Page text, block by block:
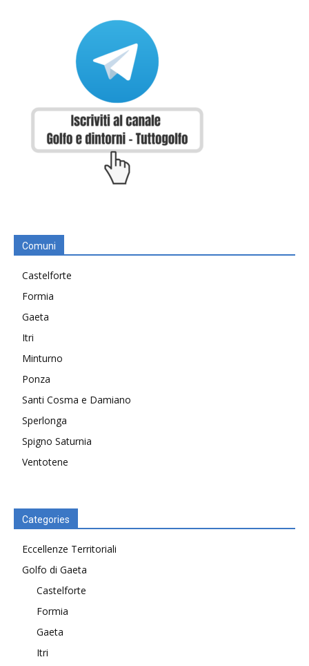
Comuni
Castelforte
Formia
Gaeta
Itri
Minturno
Ponza
Santi Cosma e Damiano
Sperlonga
Spigno Saturnia
Ventotene
Categories
Eccellenze Territoriali
Golfo di Gaeta
Castelforte
Formia
Gaeta
Itri